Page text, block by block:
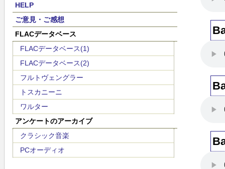
HELP
ご意見・ご感想
FLACデータベース
FLACデータベース(1)
FLACデータベース(2)
フルトヴェングラー
トスカニーニ
ワルター
アンケートのアーカイブ
クラシック音楽
PCオーディオ